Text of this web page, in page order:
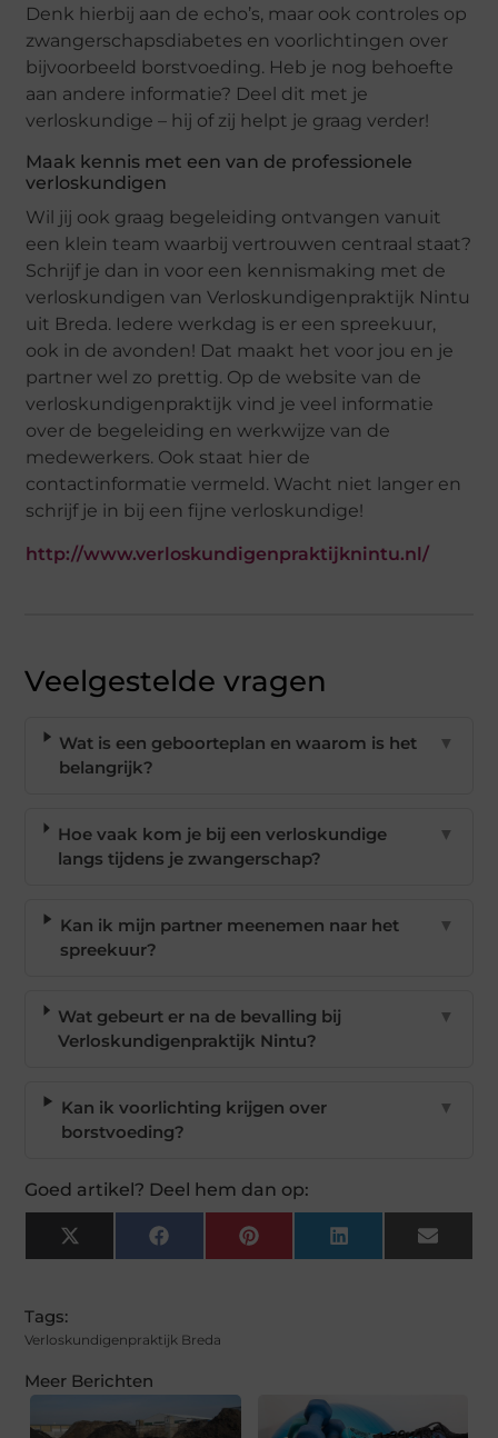
Denk hierbij aan de echo’s, maar ook controles op
zwangerschapsdiabetes en voorlichtingen over
bijvoorbeeld borstvoeding. Heb je nog behoefte
aan andere informatie? Deel dit met je
verloskundige – hij of zij helpt je graag verder!
Maak kennis met een van de professionele
verloskundigen
Wil jij ook graag begeleiding ontvangen vanuit
een klein team waarbij vertrouwen centraal staat?
Schrijf je dan in voor een kennismaking met de
verloskundigen van Verloskundigenpraktijk Nintu
uit Breda. Iedere werkdag is er een spreekuur,
ook in de avonden! Dat maakt het voor jou en je
partner wel zo prettig. Op de website van de
verloskundigenpraktijk vind je veel informatie
over de begeleiding en werkwijze van de
medewerkers. Ook staat hier de
contactinformatie vermeld. Wacht niet langer en
schrijf je in bij een fijne verloskundige!
http://www.verloskundigenpraktijknintu.nl/
Veelgestelde vragen
Wat is een geboorteplan en waarom is het
belangrijk?
▼
Hoe vaak kom je bij een verloskundige
langs tijdens je zwangerschap?
▼
Kan ik mijn partner meenemen naar het
spreekuur?
▼
Wat gebeurt er na de bevalling bij
Verloskundigenpraktijk Nintu?
▼
Kan ik voorlichting krijgen over
borstvoeding?
▼
Goed artikel? Deel hem dan op:
X
(Twitter)
FacebookPinterest LinkedIn Email
Tags:
Verloskundigenpraktijk Breda
Meer Berichten